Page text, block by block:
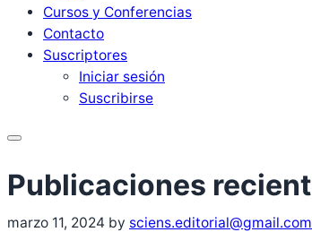
Cursos y Conferencias
Contacto
Suscriptores
Iniciar sesión
Suscribirse
Menu
marzo 11, 2024 by sciens.editorial@gmail.com